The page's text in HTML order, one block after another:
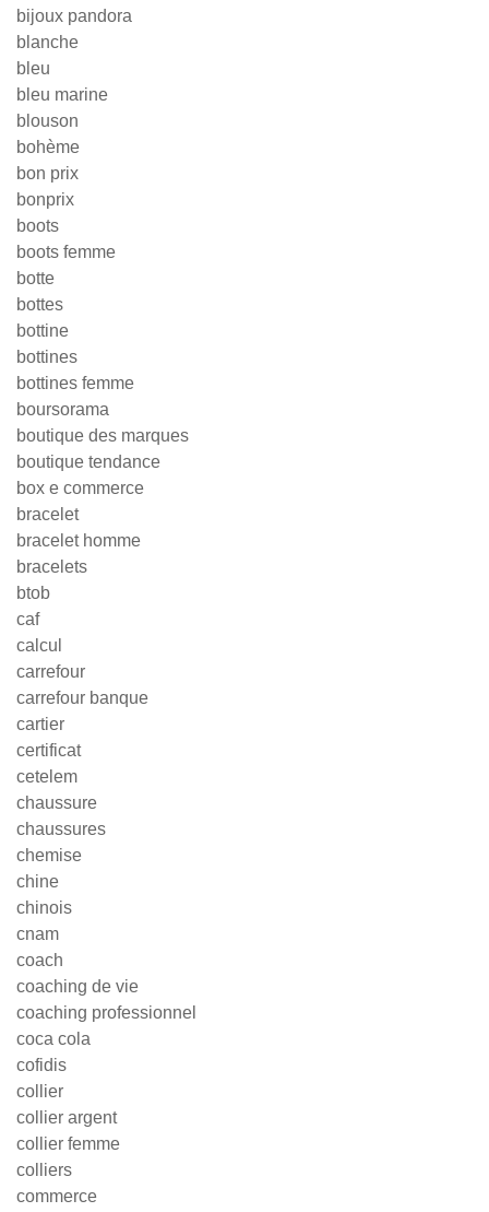
bijoux pandora
blanche
bleu
bleu marine
blouson
bohème
bon prix
bonprix
boots
boots femme
botte
bottes
bottine
bottines
bottines femme
boursorama
boutique des marques
boutique tendance
box e commerce
bracelet
bracelet homme
bracelets
btob
caf
calcul
carrefour
carrefour banque
cartier
certificat
cetelem
chaussure
chaussures
chemise
chine
chinois
cnam
coach
coaching de vie
coaching professionnel
coca cola
cofidis
collier
collier argent
collier femme
colliers
commerce